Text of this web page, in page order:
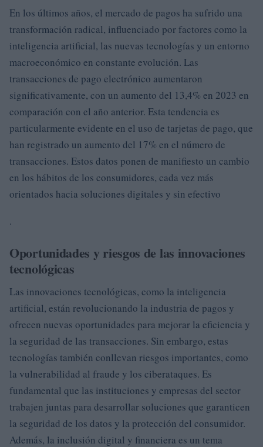
En los últimos años, el mercado de pagos ha sufrido una
transformación radical, influenciado por factores como la
inteligencia artificial, las nuevas tecnologías y un entorno
macroeconómico en constante evolución. Las
transacciones de pago electrónico aumentaron
significativamente, con un aumento del 13,4% en 2023 en
comparación con el año anterior. Esta tendencia es
particularmente evidente en el uso de tarjetas de pago, que
han registrado un aumento del 17% en el número de
transacciones. Estos datos ponen de manifiesto un cambio
en los hábitos de los consumidores, cada vez más
orientados hacia soluciones digitales y sin efectivo
.
Oportunidades y riesgos de las innovaciones
tecnológicas
Las innovaciones tecnológicas, como la inteligencia
artificial, están revolucionando la industria de pagos y
ofrecen nuevas oportunidades para mejorar la eficiencia y
la seguridad de las transacciones. Sin embargo, estas
tecnologías también conllevan riesgos importantes, como
la vulnerabilidad al fraude y los ciberataques. Es
fundamental que las instituciones y empresas del sector
trabajen juntas para desarrollar soluciones que garanticen
la seguridad de los datos y la protección del consumidor.
Además, la inclusión digital y financiera es un tema